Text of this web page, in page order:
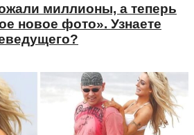
миллионы, а теперь
новое фото». Узнаете